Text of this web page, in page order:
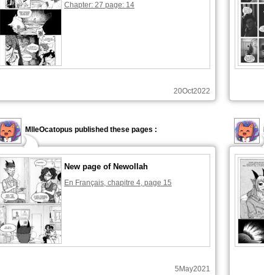
Chapter: 27 page: 14
20Oct2022
MlleOcatopus published these pages :
New page of Newollah
En Français, chapitre 4, page 15
5May2021